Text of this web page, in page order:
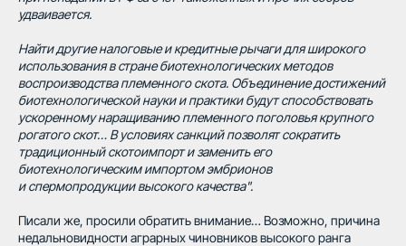
удваивается.
Найти другие налоговые и кредитные рычаги для широкого
использования в стране биотехнологических методов
воспроизводства племенного скота. Объединение достижений
биотехнологической науки и практики будут способствовать
ускоренному наращиванию племенного поголовья крупного
рогатого скот… В условиях санкций позволят сократить
традиционный скотоимпорт и заменить его
биотехнологическим импортом эмбрионов
и спермопродукции высокого качества".
Писали же, просили обратить внимание… Возможно, причина
недальновидности аграрных чиновников высокого ранга